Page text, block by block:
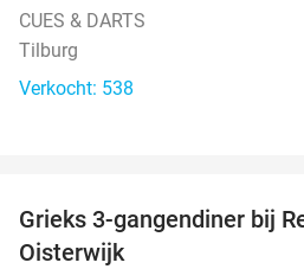
CUES & DARTS
Tilburg
Verkocht: 538
Grieks 3-gangendiner bij
Oisterwijk